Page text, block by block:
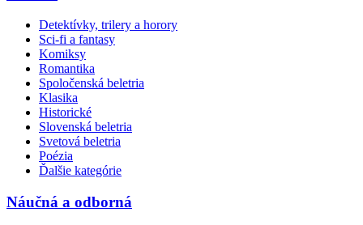
Detektívky, trilery a horory
Sci-fi a fantasy
Komiksy
Romantika
Spoločenská beletria
Klasika
Historické
Slovenská beletria
Svetová beletria
Poézia
Ďalšie kategórie
Náučná a odborná